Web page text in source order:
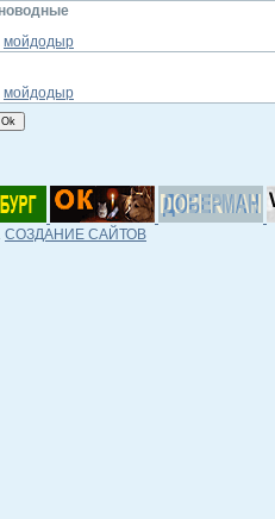
мойдодыр
мойдодыр
СОЗДАНИЕ САЙТОВ